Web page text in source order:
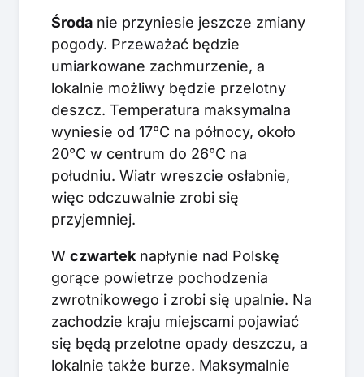
Środa nie przyniesie jeszcze zmiany
pogody. Przeważać będzie
umiarkowane zachmurzenie, a
lokalnie możliwy będzie przelotny
deszcz. Temperatura maksymalna
wyniesie od 17°C na północy, około
20°C w centrum do 26°C na
południu. Wiatr wreszcie osłabnie,
więc odczuwalnie zrobi się
przyjemniej.
W czwartek napłynie nad Polskę
gorące powietrze pochodzenia
zwrotnikowego i zrobi się upalnie. Na
zachodzie kraju miejscami pojawiać
się będą przelotne opady deszczu, a
lokalnie także burze. Maksymalnie